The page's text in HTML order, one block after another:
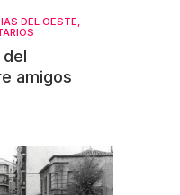
DEL OESTE,
amigos